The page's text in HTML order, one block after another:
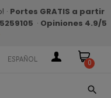
· Portes GRATIS a partir
· Opiniones 4.9/5
ESPAÑOL 0
search